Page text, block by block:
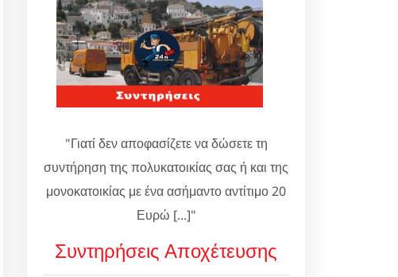
"Γιατί δεν αποφασίζετε να δώσετε τη
συντήρηση της πολυκατοικίας σας ή και της
μονοκατοικίας με ένα ασήμαντο αντίτιμο 20
Ευρώ [...]"
Συντηρήσεις Αποχέτευσης